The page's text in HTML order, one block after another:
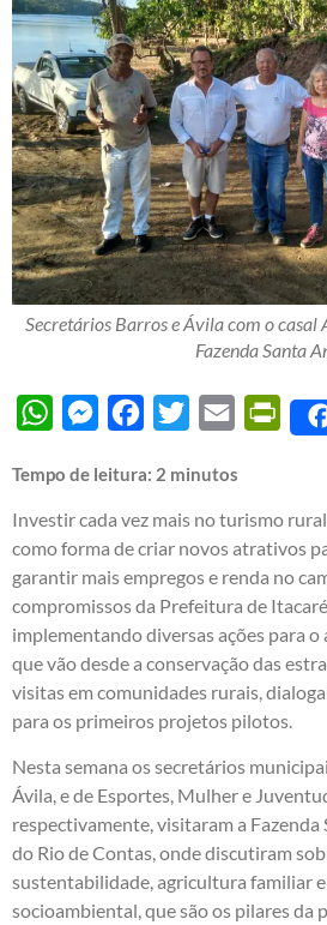
Secretários Barros e Ávila com o casal
Fazenda Santa
WhatsAppMessengerFacebook
Twitter Email
Tempo de leitura: 2 minutos
Investir cada vez mais no turismo
como forma de criar novos atrativos
garantir mais empregos e renda no
compromissos da Prefeitura de
implementando diversas ações para o
que vão desde a conservação das
visitas em comunidades rurais,
para os primeiros projetos pilotos.
Nesta semana os secretários
Ávila, e de Esportes, Mulher e
respectivamente, visitaram a Fazenda
do Rio de Contas, onde discutiram
sustentabilidade, agricultura familiar
socioambiental, que são os pilares da